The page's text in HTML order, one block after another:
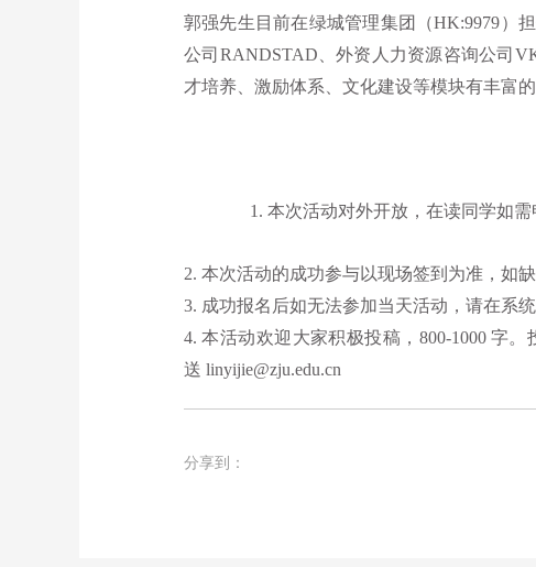
郭强先生目前在绿城管理集团（HK:9979）
公司 RANDSTAD 、外资人力资源咨询公司
才培养、激励体系、文化建设等模块有丰富
1. 本次活动对外开放，在读同学如需
2. 本次活动的成功参与以现场签到为准，如
3. 成功报名后如无法参加当天活动，请在系
4. 本活动欢迎大家积极投稿，800-1000 字
送 linyijie@zju.edu.cn
分享到：